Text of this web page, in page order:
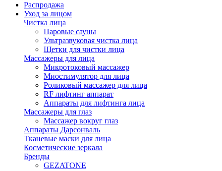
Распродажа
Уход за лицом
Чистка лица
Паровые сауны
Ультразвуковая чистка лица
Щетки для чистки лица
Массажеры для лица
Микротоковый массажер
Миостимулятор для лица
Роликовый массажер для лица
RF лифтинг аппарат
Аппараты для лифтинга лица
Массажеры для глаз
Массажер вокруг глаз
Аппараты Дарсонваль
Тканевые маски для лица
Косметические зеркала
Бренды
GEZATONE